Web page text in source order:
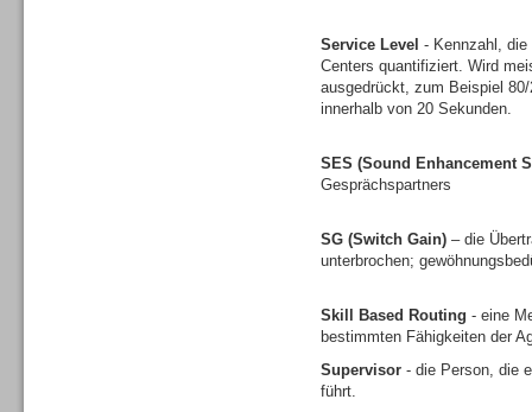
Service Level - Kennzahl,
Centers quantifiziert. Wird
ausgedrückt, zum Beispiel
innerhalb von 20 Sekunden.
SES (Sound Enhancement
Gesprächspartners
SG (Switch Gain) – die
unterbrochen;
Skill Based Routing - eine
bestimmten Fähigkeiten der
Supervisor - die Person, die
führt.